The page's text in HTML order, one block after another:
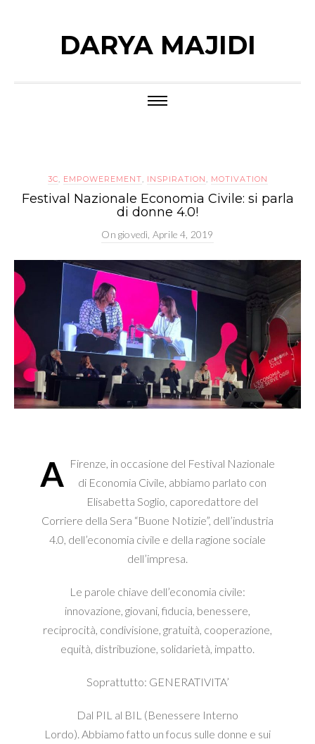
DARYA MAJIDI
3C, EMPOWEREMENT, INSPIRATION , MOTIVATION
Festival Nazionale Economia Civile: si parla
di donne 4.0!
On giovedì, Aprile 4, 2019
A Firenze, in occasione del Festival Nazionale
di Economia Civile, abbiamo parlato con
Elisabetta Soglio, caporedattore del
Corriere della Sera “Buone Notizie”, dell’industria
4.0, dell’economia civile e della ragione sociale
dell’impresa.
Le parole chiave dell’economia civile:
innovazione, giovani, fiducia, benessere,
reciprocità, condivisione, gratuità, cooperazione,
equità, distribuzione, solidarietà, impatto.
Soprattutto: GENERATIVITA’
Dal PIL al BIL (Benessere Interno
Lordo). Abbiamo fatto un focus sulle donne e sui